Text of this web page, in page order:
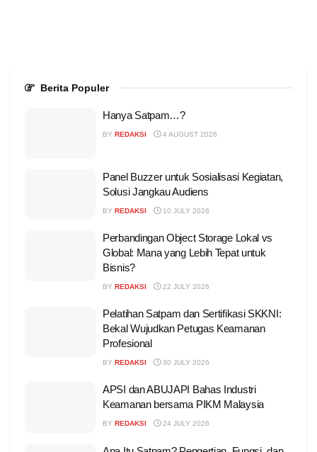
Berita Populer
Hanya Satpam…?
BY REDAKSI 4 AUGUST 2026
Panel Buzzer untuk Sosialisasi Kegiatan,
Solusi Jangkau Audiens
BY REDAKSI 10 JULY 2026
Perbandingan Object Storage Lokal vs
Global: Mana yang Lebih Tepat untuk
Bisnis?
BY REDAKSI 22 JULY 2026
Pelatihan Satpam dan Sertifikasi SKKNI:
Bekal Wujudkan Petugas Keamanan
Profesional
BY REDAKSI 30 JULY 2026
APSI dan ABUJAPI Bahas Industri
Keamanan bersama PIKM Malaysia
BY REDAKSI 24 JULY 2026